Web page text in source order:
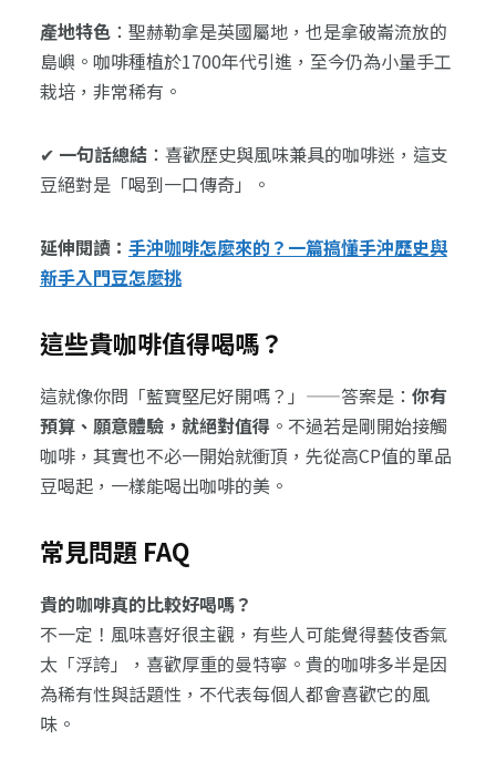
產地特色：聖赫勒拿是英國屬地，也是拿破崙流放的
島嶼。咖啡種植於1700年代引進，至今仍為小量手工
栽培，非常稀有。
✔ 一句話總結：喜歡歷史與風味兼具的咖啡迷，這支
豆絕對是「喝到一口傳奇」。
延伸閱讀： 手沖咖啡怎麼來的？一篇搞懂手沖歷史與
新手入門豆怎麼挑
這些貴咖啡值得喝嗎？
這就像你問「藍寶堅尼好開嗎？」——答案是： 你有
預算、願意體驗，就絕對值得。不過若是剛開始接觸
咖啡，其實也不必一開始就衝頂，先從高CP值的單品
豆喝起，一樣能喝出咖啡的美。
常見問題 FAQ
貴的咖啡真的比較好喝嗎？
不一定！風味喜好很主觀，有些人可能覺得藝伎香氣
太「浮誇」，喜歡厚重的曼特寧。貴的咖啡多半是因
為稀有性與話題性，不代表每個人都會喜歡它的風
味。